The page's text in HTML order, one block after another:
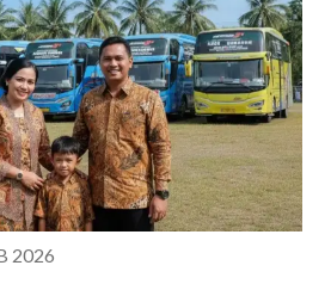
2026